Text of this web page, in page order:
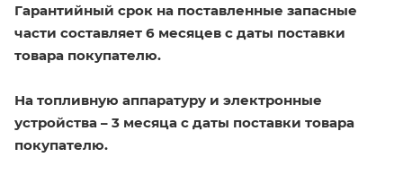
Гарантийный срок на поставленные запасные
части составляет 6 месяцев с даты поставки
товара покупателю.
На топливную аппаратуру и электронные
устройства – 3 месяца с даты поставки товара
покупателю.